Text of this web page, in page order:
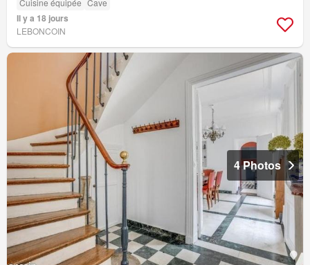
Il y a 18 jours
LEBONCOIN
4 Photos